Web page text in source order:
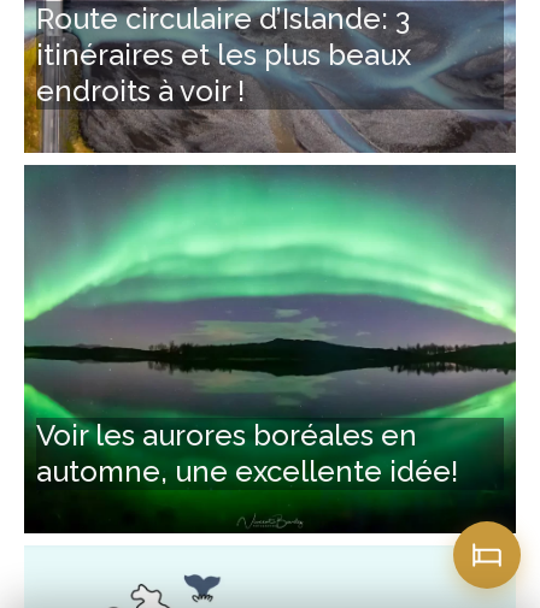
Route circulaire d’Islande: 3
itinéraires et les plus beaux
endroits à voir !
Voir les aurores boréales en
automne, une excellente idée!